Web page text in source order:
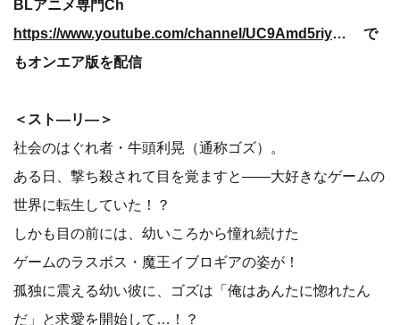
BLアニメ専門Ch
https://www.youtube.com/channel/UC9Amd5riytam4whkaacA5nw
で
もオンエア版を配信
＜スト―リ―＞
社会のはぐれ者・牛頭利晃（通称ゴズ）。
ある日、撃ち殺されて目を覚ますと――大好きなゲームの
世界に転生していた！？
しかも目の前には、幼いころから憧れ続けた
ゲームのラスボス・魔王イブロギアの姿が！
孤独に震える幼い彼に、ゴズは「俺はあんたに惚れたん
だ」と求愛を開始して…！？